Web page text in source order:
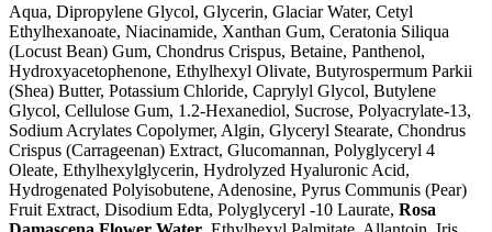
Aqua, Dipropylene Glycol, Glycerin, Glaciar Water, Cetyl
Ethylhexanoate, Niacinamide, Xanthan Gum, Ceratonia Siliqua
(Locust Bean) Gum, Chondrus Crispus, Betaine, Panthenol,
Hydroxyacetophenone, Ethylhexyl Olivate, Butyrospermum Parkii
(Shea) Butter, Potassium Chloride, Caprylyl Glycol, Butylene
Glycol, Cellulose Gum, 1.2-Hexanediol, Sucrose, Polyacrylate-13,
Sodium Acrylates Copolymer, Algin, Glyceryl Stearate, Chondrus
Crispus (Carrageenan) Extract, Glucomannan, Polyglyceryl 4
Oleate, Ethylhexylglycerin, Hydrolyzed Hyaluronic Acid,
Hydrogenated Polyisobutene, Adenosine, Pyrus Communis (Pear)
Fruit Extract, Disodium Edta, Polyglyceryl -10 Laurate, Rosa